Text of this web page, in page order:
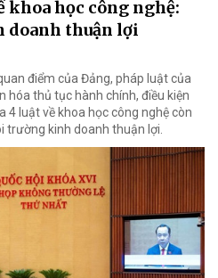
khoa học công nghệ:
doanh thuận lợi
điểm của Đảng, pháp luật của
hóa thủ tục hành chính, điều kiện
4 luật về khoa học công nghệ còn
trường kinh doanh thuận lợi.